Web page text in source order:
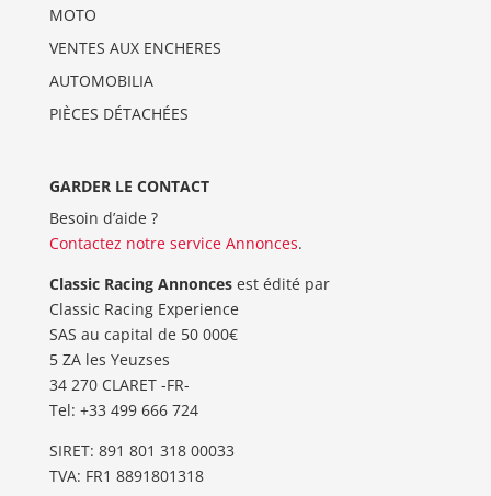
MOTO
VENTES AUX ENCHERES
AUTOMOBILIA
PIÈCES DÉTACHÉES
GARDER LE CONTACT
Besoin d’aide ?
Contactez notre service Annonces.
Classic Racing Annoncesest édité par
Classic Racing Experience
SAS au capital de 50 000€
5 ZA les Yeuzses
34 270 CLARET -FR-
Tel: ‭+33 499 666 724‬
SIRET: 891 801 318 00033
TVA: FR1 8891801318